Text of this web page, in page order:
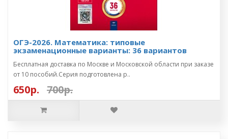
ОГЭ-2026. Математика: типовые
экзаменационные варианты: 36 вариантов
Бесплатная доставка по Москве и Московской области при заказе
от 10 пособий.Серия подготовлена р..
650р. 700р.